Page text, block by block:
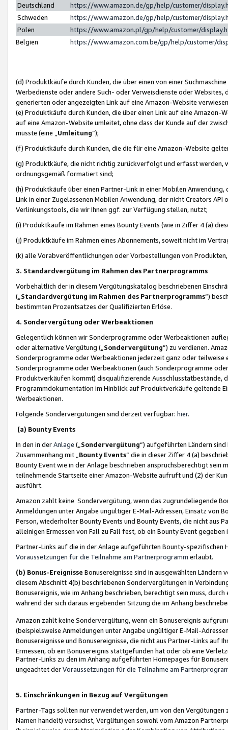
Deutschland
https://www.amazon.de/gp/help/customer/
Schweden
https://www.amazon.de/gp/help/customer/
Polen
https://www.amazon.pl/gp/help/customer/
Belgien
https://www.amazon.com.be/gp/help/customer/
(d) Produktkäufe durch Kunden, die über einen von einer
Werbedienste oder andere Such- oder Verweisdienste oder Websites,
generierten oder angezeigten Link auf eine Amazon-Website
(e) Produktkäufe durch Kunden, die über einen Link auf eine
auf eine Amazon-Website umleitet, ohne dass der Kunde auf der
müsste (eine „ Umleitung“);
(f) Produktkäufe durch Kunden, die die für eine Amazon-Website
(g) Produktkäufe, die nicht richtig zurückverfolgt und erfasst werden,
ordnungsgemäß formatiert sind;
(h) Produktkäufe über einen Partner-Link in einer Mobilen
Link in einer Zugelassenen Mobilen Anwendung, der nicht Creators
Verlinkungstools, die wir Ihnen ggf. zur Verfügung stellen, nutzt;
(i) Produktkäufe im Rahmen eines Bounty Events (wie in Ziffer 4 (a)
(j) Produktkäufe im Rahmen eines Abonnements, soweit nicht im
(k) alle Vorabveröffentlichungen oder Vorbestellungen von
3. Standardvergütung im Rahmen des Partnerprogramms
Vorbehaltlich der in diesem Vergütungskatalog beschriebenen
(„ Standardvergütung im Rahmen des Partnerprogramms“)
bestimmten Prozentsatzes der Qualifizierten Erlöse.
4. Sondervergütung oder Werbeaktionen
Gelegentlich können wir Sonderprogramme oder Werbeaktionen
oder alternative Vergütung („ Sondervergütung”) zu verdienen.
Sonderprogramme oder Werbeaktionen jederzeit ganz oder
Sonderprogramme oder Werbeaktionen (auch Sonderprogramme
Produktverkäufen kommt) disqualifizierende Ausschlusstatbestände,
Programmdokumentation im Hinblick auf Produktverkäufe geltende
Werbeaktionen.
Folgende Sondervergütungen sind derzeit verfügbar: hier.
(a) Bounty Events
In den in derAnlage („ Sondervergütung“) aufgeführten Ländern
Zusammenhang mit „ Bounty Events“ die in dieser Ziffer 4 (a)
Bounty Event wie in der Anlage beschrieben anspruchsberechtigt sein
teilnehmende Startseite einer Amazon-Website aufruft und (2) der
ausführt.
Amazon zahlt keine Sondervergütung, wenn das zugrundeliegende
Anmeldungen unter Angabe ungültiger E-Mail-Adressen, Einsatz von
Person, wiederholter Bounty Events und Bounty Events, die nicht
alleinigen Ermessen von Fall zu Fall fest, ob ein Bounty Event
Partner-Links auf die in der Anlage aufgeführten Bounty-spezifischen
Voraussetzungen für die Teilnahme am Partnerprogramm erlaubt.
(b) Bonus-Ereignisse Bonusereignisse sind in ausgewählten Ländern
diesem Abschnitt 4(b) beschriebenen Sondervergütungen in
Bonusereignis, wie im Anhang beschrieben, berechtigt sein muss,
während der sich daraus ergebenden Sitzung die im Anhang
Amazon zahlt keine Sondervergütung, wenn ein Bonusereignis
(beispielsweise Anmeldungen unter Angabe ungültiger E-Mail-
Bonusereignisse und Bonusereignisse, die nicht aus Partner-Links auf
Ermessen, ob ein Bonusereignis stattgefunden hat oder ob eine
Partner-Links zu den im Anhang aufgeführten Homepages für
ungeachtet derVoraussetzungen für die Teilnahme am
5. Einschränkungen in Bezug auf Vergütungen
Partner-Tags sollten nur verwendet werden, um von den
Namen handelt) versuchst, Vergütungen sowohl vom Amazon